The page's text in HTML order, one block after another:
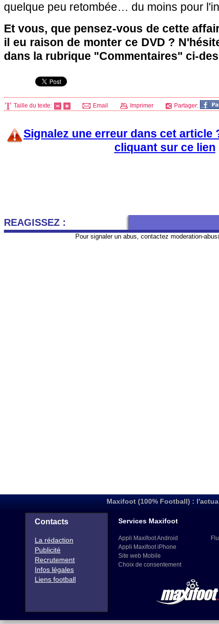
quelque peu retombée… du moins pour
Et vous, que pensez-vous de cette
il eu raison de monter ce DVD ?
dans la rubrique "Commentaires" ci-
Taille du texte: Email Imprimer Partager:
Signalez une erreur dans cet article
cliquant sur ce lien
REAGISSEZ :
Pour signaler un abus, contactez moderation-
Maxifoot (100% Football) :
Contacts
La rédaction
Publicité
Recrutement
Infos légales
Liens football
Services Maxifoot
Appli Maxifoot Android
Appli Maxifoot iPhone
Site web Mobile
Choix de consentement